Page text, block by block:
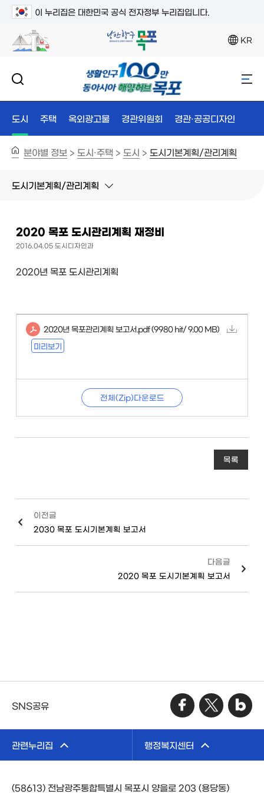
이 누리집은 대한민국 공식 전자정부 누리집입니다.
KR
도시 주택 옥외광고물 경관위원회 경관·공공디자인
분야별 정보 > 도시·주택 > 도시 > 도시기본계획/관리계획
도시기본계획/관리계획
2020 목포 도시관리계획 재정비
2016.04.05 도시디자인과
2020년 목포 도시관리계획
2020년 목포관리계획 보고서.pdf (9980 hit/ 9.00 MB)
미리보기
전체(Zip)다운로드
목록
이전글
2030 목포 도시기본계획 보고서
다음글
2020 목포 도시기본계획 보고서
SNS공유
관련누리집 행정복지센터
(58613) 전남광주통합특별시 목포시 양을로 203 (용당동)